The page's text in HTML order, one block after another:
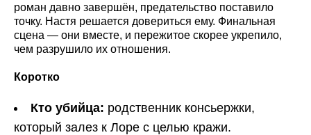
роман давно завершён, предательство поставило
точку. Настя решается довериться ему. Финальная
сцена — они вместе, и пережитое скорее укрепило,
чем разрушило их отношения.
Коротко
Кто убийца: родственник консьержки,
который залез к Лоре с целью кражи.